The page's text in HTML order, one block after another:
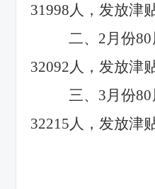
31998人，发放津
二、 2月份
32092人，发放津
三、 3月份
32215人，发放津